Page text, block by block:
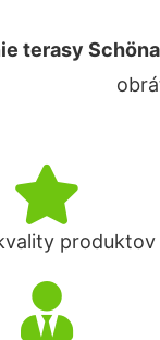
terasy
produktov